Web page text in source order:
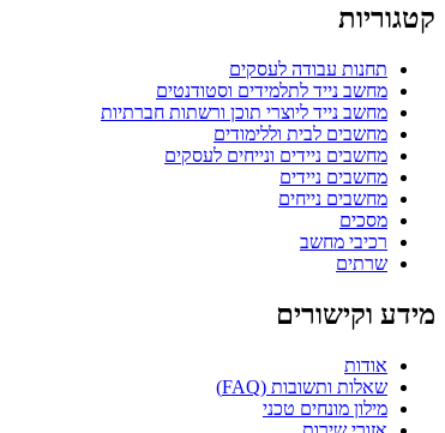
קטגוריות
תחנות עבודה לעסקים
מחשב נייד לתלמידים וסטודנטים
מחשב נייד ליוצרי תוכן ורשתות חברתיות
מחשבים לבית וללימודים
מחשבים ניידים ונייחים לעסקים
מחשבים ניידים
מחשבים נייחים
מסכים
רכיבי מחשב
שרתים
מידע וקישורים
אודות
שאלות ותשובות (FAQ)
מילון מונחים טכני